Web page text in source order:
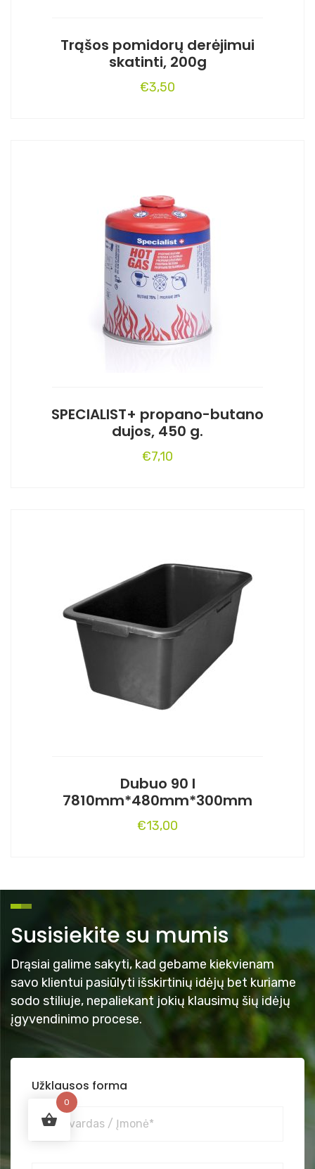
Trąšos pomidorų derėjimui
skatinti, 200g
€3,50
SPECIALIST+ propano-butano
dujos, 450 g.
€7,10
Dubuo 90 l
7810mm*480mm*300mm
€13,00
Susisiekite su mumis
Drąsiai galime sakyti, kad gebame kiekvienam
savo klientui pasiūlyti išskirtinių idėjų bet kuriame
sodo stiliuje, nepaliekant jokių klausimų šių idėjų
įgyvendinimo procese.
Užklausos forma
0